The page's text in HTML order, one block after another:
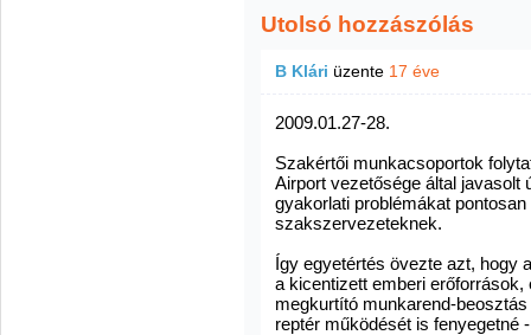
Utolsó hozzászólás
B Klári üzente 17 éve
2009.01.27-28.
Szakértői munkacsoportok
Airport vezetősége által javasolt
gyakorlati problémákat
szakszervezeteknek.
Így egyetértés övezte azt, hogy
a kicentizett emberi
megkurtító munkarend-
reptér működését is fenyegetné